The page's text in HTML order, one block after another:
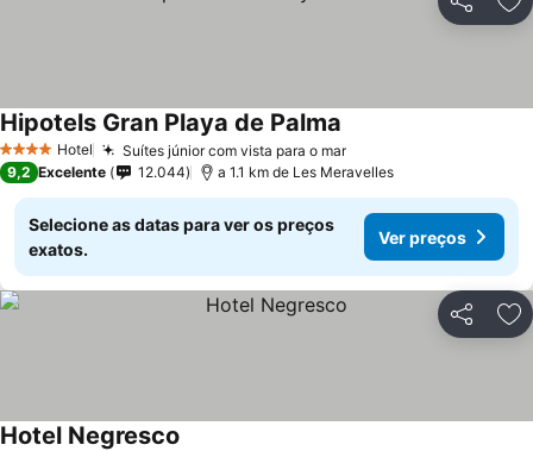
Partilhar
4 EstrelasHotel Suítes júnior com vista para o mar
Hipotels Gran Playa de Palma
9,2 Excelente 12.044 a 1.1 km de Les Meravelles
Selecione as datas para ver os preços
exatos.
Ver preços
Partilhar
Hotel Negresco